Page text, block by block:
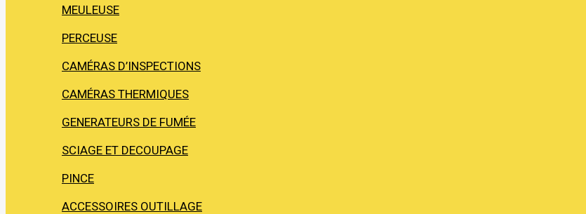
MEULEUSE
PERCEUSE
CAMÉRAS D’INSPECTIONS
CAMÉRAS THERMIQUES
GENERATEURS DE FUMÉE
SCIAGE ET DECOUPAGE
PINCE
ACCESSOIRES OUTILLAGE